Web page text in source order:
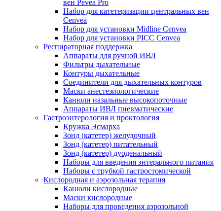
вен Pevea Pro
Набор для катетеризации центральных вен
Cenvea
Набор для установки Midline Cenvea
Набор для установки PICC Cenvea
Респираторная поддержка
Аппараты для ручной ИВЛ
Фильтры дыхательные
Контуры дыхательные
Соединители для дыхательных контуров
Маски анестезиологические
Канюли назальные высокопоточные
Аппараты ИВЛ пневматические
Гастроэнтерология и проктология
Кружка Эсмарха
Зонд (катетер) желудочный
Зонд (катетер) питательный
Зонд (катетер) дуоденальный
Наборы для введения энтерального питания
Наборы с трубкой гастростомической
Кислородная и аэрозольная терапия
Канюли кислородные
Маски кислородные
Наборы для проведения аэрозольной